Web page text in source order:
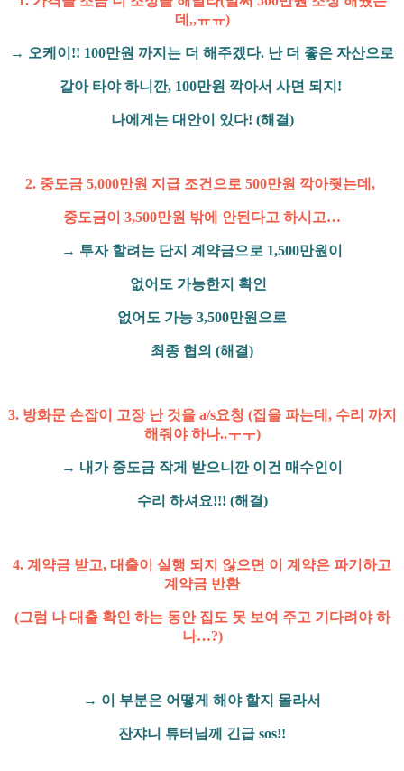
데,,ㅠㅠ)
→ 오케이!! 100만원 까지는 더 해주겠다. 난 더 좋은 자산으로
갈아 타야 하니깐, 100만원 깍아서 사면 되지!
나에게는 대안이 있다! (해결)
2. 중도금 5,000만원 지급 조건으로 500만원 깍아줫는데,
중도금이 3,500만원 밖에 안된다고 하시고…
→ 투자 할려는 단지 계약금으로 1,500만원이
없어도 가능한지 확인
없어도 가능 3,500만원으로
최종 협의 (해결)
3. 방화문 손잡이 고장 난 것을 a/s요청 (집을 파는데, 수리 까지
해줘야 하나..ㅜㅜ)
→ 내가 중도금 작게 받으니깐 이건 매수인이
수리 하셔요!!! (해결)
4. 계약금 받고, 대출이 실행 되지 않으면 이 계약은 파기하고
계약금 반환
(그럼 나 대출 확인 하는 동안 집도 못 보여 주고 기다려야 하
나…?)
→ 이 부분은 어떻게 해야 할지 몰라서
잔쟈니 튜터님께 긴급 sos!!